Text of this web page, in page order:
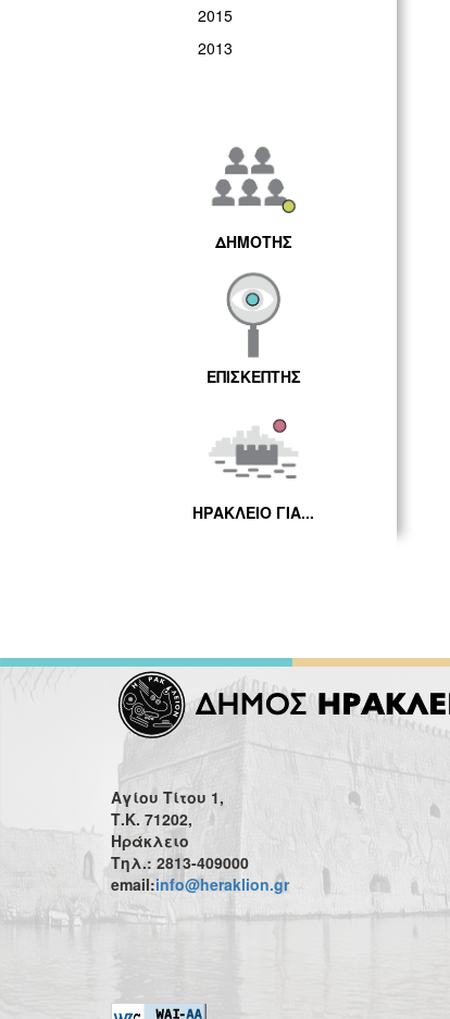
2015
2013
ΔΗΜΟΤΗΣ
ΕΠΙΣΚΕΠΤΗΣ
ΗΡΑΚΛΕΙΟ ΓΙΑ...
Αγίου Τίτου 1,
Τ.Κ. 71202,
Ηράκλειο
Τηλ.: 2813-409000
email:info@heraklion.gr